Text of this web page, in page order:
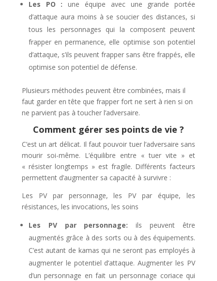
Les PO : une équipe avec une grande portée
d’attaque aura moins à se soucier des distances, si
tous les personnages qui la composent peuvent
frapper en permanence, elle optimise son potentiel
d’attaque, s’ils peuvent frapper sans être frappés, elle
optimise son potentiel de défense.
Plusieurs méthodes peuvent être combinées, mais il
faut garder en tête que frapper fort ne sert à rien si on
ne parvient pas à toucher l’adversaire.
Comment gérer ses points de vie ?
C’est un art délicat. Il faut pouvoir tuer l’adversaire sans
mourir soi-même. L’équilibre entre « tuer vite » et
« résister longtemps » est fragile. Différents facteurs
permettent d’augmenter sa capacité à survivre :
Les PV par personnage, les PV par équipe, les
résistances, les invocations, les soins
Les PV par personnage: ils peuvent être
augmentés grâce à des sorts ou à des équipements.
C’est autant de kamas qui ne seront pas employés à
augmenter le potentiel d’attaque. Augmenter les PV
d’un personnage en fait un personnage coriace qui